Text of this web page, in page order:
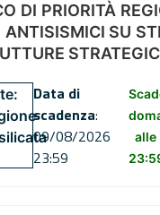
DI PRIORITÀ
ANTISISMICI SU
Data di
scadenza:
09/08/2026
23:59
alle